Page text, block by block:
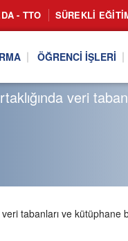
- TTO SÜREKLI
ÖĞRENCI İŞLERI
veri
tabanları ve